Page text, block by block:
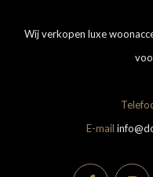
Wij verkopen luxe
E-mail